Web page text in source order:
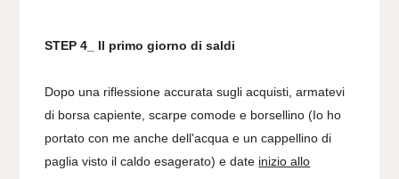
STEP 4_ Il primo giorno di saldi
Dopo una riflessione accurata sugli acquisti, armatevi
di borsa capiente, scarpe comode e borsellino (Io ho
portato con me anche dell'acqua e un cappellino di
paglia visto il caldo esagerato) e date inizio allo